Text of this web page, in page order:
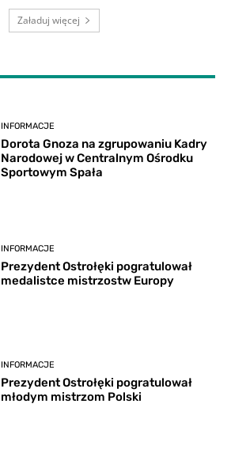
Załaduj więcej
INFORMACJE
Dorota Gnoza na zgrupowaniu Kadry
Narodowej w Centralnym Ośrodku
Sportowym Spała
INFORMACJE
Prezydent Ostrołęki pogratulował
medalistce mistrzostw Europy
INFORMACJE
Prezydent Ostrołęki pogratulował
młodym mistrzom Polski